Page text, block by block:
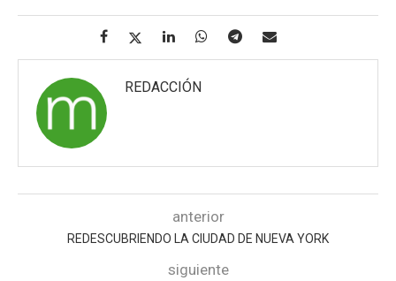
REDACCIÓN
anterior
REDESCUBRIENDO LA CIUDAD DE NUEVA YORK
siguiente